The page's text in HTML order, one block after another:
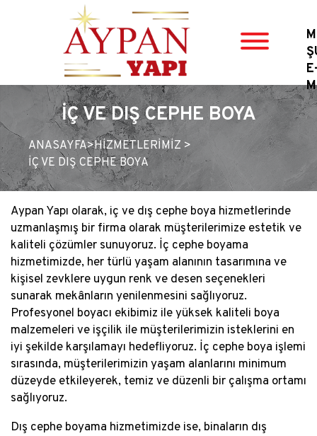
İÇ VE DIŞ CEPHE BOYA
ANASAYFA>HİZMETLERİMİZ >
İÇ VE DIŞ CEPHE BOYA
Aypan Yapı olarak, iç ve dış cephe boya hizmetlerinde
uzmanlaşmış bir firma olarak müşterilerimize estetik ve
kaliteli çözümler sunuyoruz. İç cephe boyama
hizmetimizde, her türlü yaşam alanının tasarımına ve
kişisel zevklere uygun renk ve desen seçenekleri
sunarak mekânların yenilenmesini sağlıyoruz.
Profesyonel boyacı ekibimiz ile yüksek kaliteli boya
malzemeleri ve işçilik ile müşterilerimizin isteklerini en
iyi şekilde karşılamayı hedefliyoruz. İç cephe boya işlemi
sırasında, müşterilerimizin yaşam alanlarını minimum
düzeyde etkileyerek, temiz ve düzenli bir çalışma ortamı
sağlıyoruz.
Dış cephe boyama hizmetimizde ise, binaların dış